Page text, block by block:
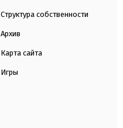
Структура собственности
Архив
Карта сайта
Игры